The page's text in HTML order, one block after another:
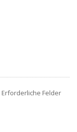
Erforderliche Felder